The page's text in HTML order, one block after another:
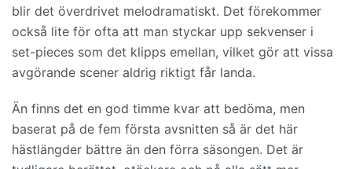
blir det överdrivet melodramatiskt. Det förekommer
också lite för ofta att man styckar upp sekvenser i
set-pieces som det klipps emellan, vilket gör att vissa
avgörande scener aldrig riktigt får landa.
Än finns det en god timme kvar att bedöma, men
baserat på de fem första avsnitten så är det här
hästlängder bättre än den förra säsongen. Det är